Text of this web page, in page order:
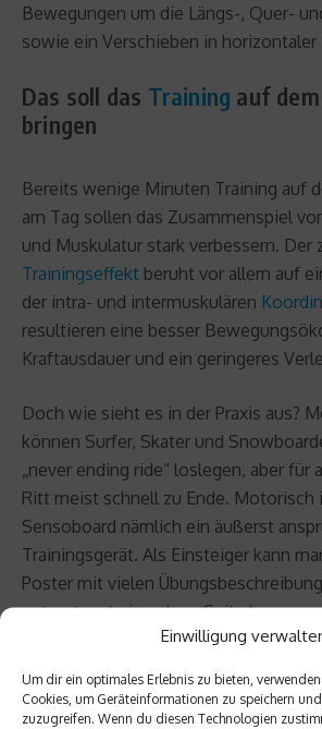
Einwilligung
Um dir ein optimales Erlebnis zu bieten,
Cookies, um Geräteinformationen zu speichern
zuzugreifen. Wenn du diesen Technologien
Bewegungen um die Längs-, Quer-
sowie ein Verschieben in horizontaler
Das soll das Training auf
bringen
Bereits wenige Minuten Training auf
am Tag sollen das Zusammenspiel
und Muskulatur stark verbessern. Der
Trainingseffekt beruht vor allem auf
der intra- und intermuskulären
resultieren eine besser
Kraftausdauer und ein geringeres
Doch wie sieht es in der Praxis aus?
können Surfer, Skater und
„never ending ride“ loslegen, aber für
Ritt meist schnell zu Ende. Motorisch
Sensoboard nämlich ein äußerst
Trainingsgerät. Als Einsteiger kann
Poster mit vielen
getrost erst einmal zur Seite legen.
Sensoboard